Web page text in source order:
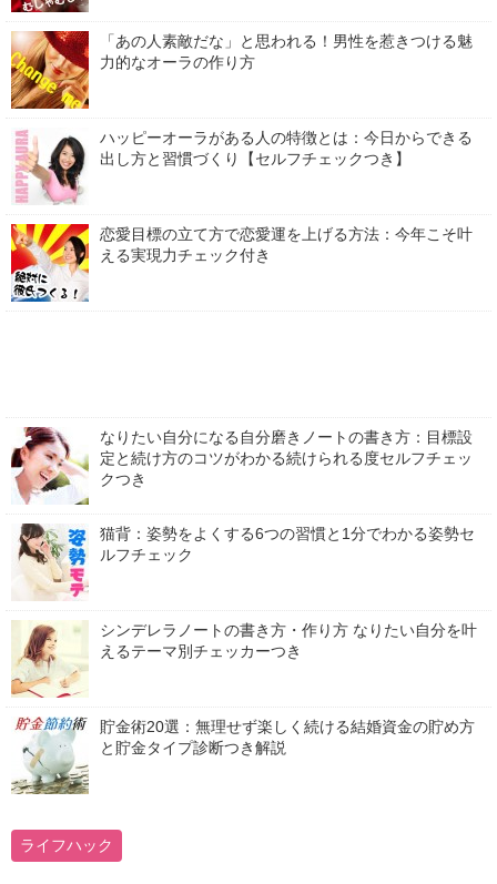
「あの人素敵だな」と思われる！男性を惹きつける魅
力的なオーラの作り方
ハッピーオーラがある人の特徴とは：今日からできる
出し方と習慣づくり【セルフチェックつき】
恋愛目標の立て方で恋愛運を上げる方法：今年こそ叶
える実現力チェック付き
なりたい自分になる自分磨きノートの書き方：目標設
定と続け方のコツがわかる続けられる度セルフチェッ
クつき
猫背：姿勢をよくする6つの習慣と1分でわかる姿勢セ
ルフチェック
シンデレラノートの書き方・作り方 なりたい自分を叶
えるテーマ別チェッカーつき
貯金術20選：無理せず楽しく続ける結婚資金の貯め方
と貯金タイプ診断つき解説
ライフハック